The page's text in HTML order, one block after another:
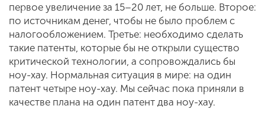
первое увеличение за 15–20 лет, не больше. Второе:
по источникам денег, чтобы не было проблем с
налогообложением. Третье: необходимо сделать
такие патенты, которые бы не открыли существо
критической технологии, а сопровождались бы
ноу-хау. Нормальная ситуация в мире: на один
патент четыре ноу-хау. Мы сейчас пока приняли в
качестве плана на один патент два ноу-хау.